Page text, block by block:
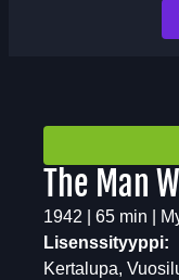
The Man
1942 | 65 min |
Lisenssityyppi:
Kertalupa,